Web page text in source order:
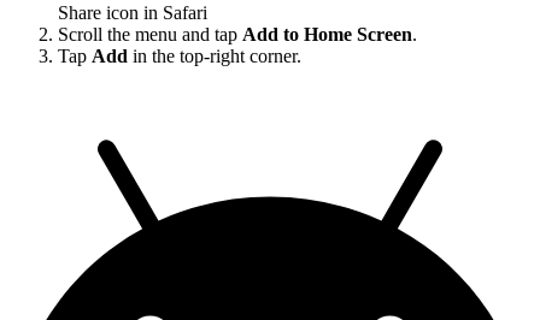
Share icon in Safari
Scroll the menu and tap Add to Home Screen.
Tap Add in the top-right corner.